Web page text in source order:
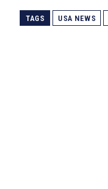
TAGS USA NEWS